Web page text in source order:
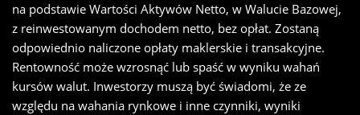
na podstawie Wartości Aktywów Netto, w Walucie Bazowej,
z reinwestowanym dochodem netto, bez opłat. Zostaną
odpowiednio naliczone opłaty maklerskie i transakcyjne.
Rentowność może wzrosnąć lub spaść w wyniku wahań
kursów walut. Inwestorzy muszą być świadomi, że ze
względu na wahania rynkowe i inne czynniki, wyniki